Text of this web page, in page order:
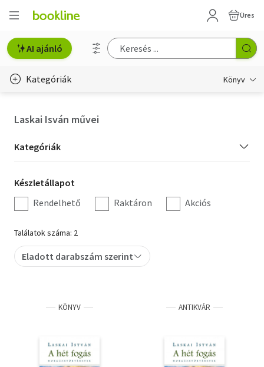
Üres
AI ajánló
Kategóriák Könyv
Hobbi, szabadidő
Irodalom
Művészet
Szakkönyv
Tankönyv, segédkönyv
Természettudomány
Laskai Isván művei
Kategória
szűrés
Kategóriák
Készletállapot
szűrés
Készletállapot
Rendelhető
Raktáron Akciós
Találatok száma: 2
Eladott darabszám szerint
KÖNYV ANTIKVÁR